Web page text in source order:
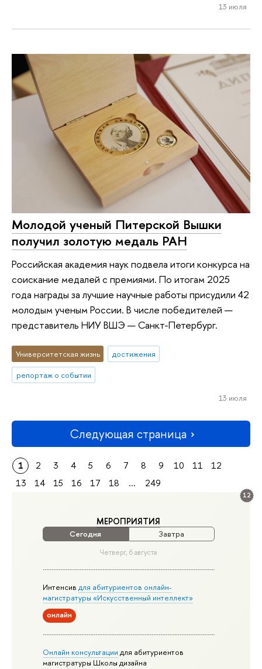
12
МЕРОПРИЯТИЯ
Сегодня Завтра
Четверг, 6 августа
Интенсивдля абитуриентов онлайн-
магистратуры «Искусственный интеллект»
онлайн
Онлайн консультации для абитуриентов
магистратуры Школы дизайна
13 июля
Молодой ученый Питерской Вышки
получил золотую медаль РАН
Российская академия наук подвела итоги конкурса на
соискание медалей с премиями. По итогам 2025
года награды за лучшие научные работы присудили 42
молодым ученым России. В числе победителей —
представитель НИУ ВШЭ — Санкт-Петербург.
Университетская жизнь
достижения
репортаж о событии
13 июля
Следующая страница
1 2 3 4 5 6 7 8 9 10 11
12
13
14 15 16 17 18 ... 249